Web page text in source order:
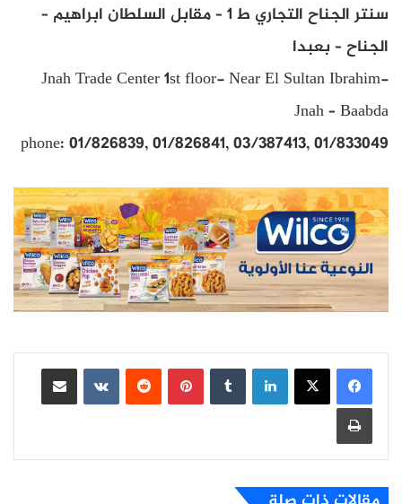
سنتر الجناح التجاري ط 1 – مقابل السلطان ابراهيم –
الجناح – بعبدا
Jnah Trade Center 1st floor- Near El Sultan Ibrahim-
Jnah – Baabda
phone: 01/826839, 01/826841, 03/387413, 01/833049
لينكدإن بينتيريست
مشاركة عبر البريد
طباعة